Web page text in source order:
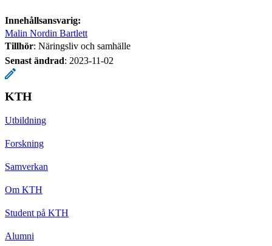
Innehållsansvarig:
Malin Nordin Bartlett
Tillhör: Näringsliv och samhälle
Senast ändrad: 2023-11-02
KTH
Utbildning
Forskning
Samverkan
Om KTH
Student på KTH
Alumni